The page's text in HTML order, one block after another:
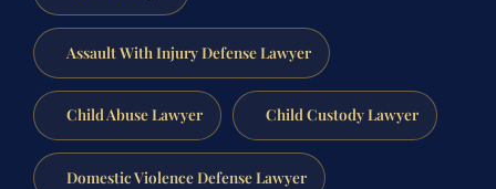
Assault With Injury Defense Lawyer
Child Abuse Lawyer Child Custody Lawyer
Domestic Violence Defense Lawyer